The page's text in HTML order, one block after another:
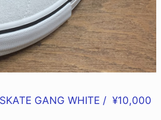
GANG WHITE / ¥10,000